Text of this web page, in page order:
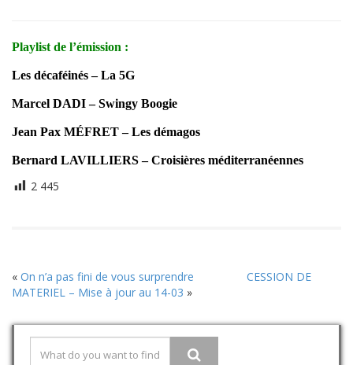
Playlist de l’émission :
Les décaféinés – La 5G
Marcel DADI – Swingy Boogie
Jean Pax MÉFRET – Les démagos
Bernard LAVILLIERS – Croisières méditerranéennes
2 445
« On n’a pas fini de vous surprendre
CESSION DE
MATERIEL – Mise à jour au 14-03 »